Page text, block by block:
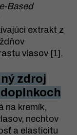
Based
extrakt z
vlasov [1].
zdroj
na kremík,
nechtov
a elasticitu